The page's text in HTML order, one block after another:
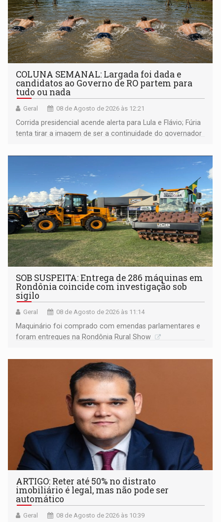
COLUNA SEMANAL: Largada foi dada e
candidatos ao Governo de RO partem para
tudo ou nada
Geral 08 de Agosto de 2026 às 12:21
Corrida presidencial acende alerta para Lula e Flávio; Fúria
tenta tirar a imagem de ser a continuidade do governador
não ter entrado no modo eleição; ABAV faz evento em
SOB SUSPEITA: Entrega de 286 máquinas em
Rondônia coincide com investigação sob
sigilo
Geral 08 de Agosto de 2026 às 11:14
Maquinário foi comprado com emendas parlamentares e
foram entregues na Rondônia Rural Show
ARTIGO: Reter até 50% no distrato
imobiliário é legal, mas não pode ser
automático
Geral 08 de Agosto de 2026 às 10:39